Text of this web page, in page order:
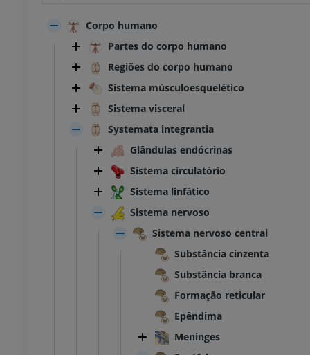
Corpo humano
Partes do corpo humano
Regiões do corpo humano
Sistema músculoesquelético
Sistema visceral
Systemata integrantia
Glândulas endócrinas
Sistema circulatório
Sistema linfático
Sistema nervoso
Sistema nervoso central
Substância cinzenta
Substância branca
Formação reticular
Epêndima
Meninges